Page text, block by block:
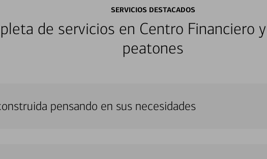
SERVICIOS DESTACADOS
de servicios en Centro Financiero
peatones
pensando en sus necesidades